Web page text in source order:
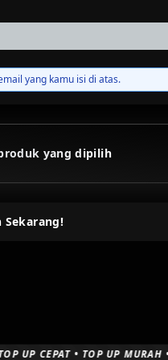
yang kamu isi di atas.
yang dipilih
Sekarang!
• TOP UP MURAH • TOP